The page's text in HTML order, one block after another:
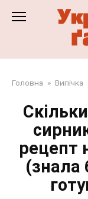
Головна » Випічка
рецепт
(знала